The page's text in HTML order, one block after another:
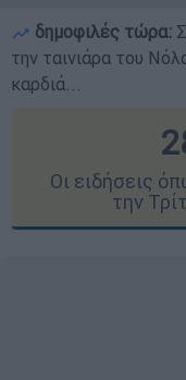
δημοφιλές τώρα:
την ταινιάρα του
καρδιά...
Οι ειδήσεις
την